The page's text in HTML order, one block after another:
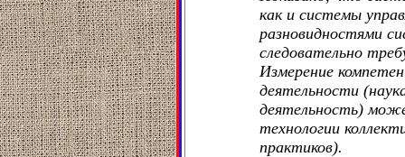
как и системы
разновидностями
следовательно
Измерение
деятельности
деятельность)
технологии
практиков).